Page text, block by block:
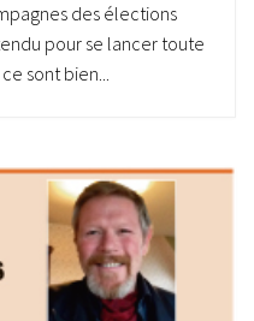
des élections
pour se lancer toute
sont bien...